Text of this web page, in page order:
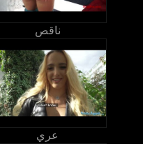
ناقص
عري